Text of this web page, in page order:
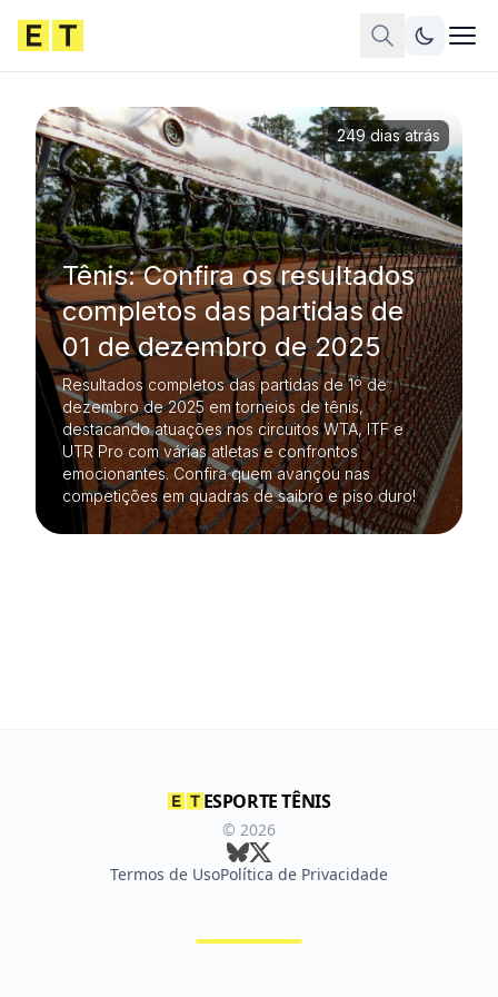
Tênis: Confira os resultados
completos das partidas de
01 de dezembro de 2025
Resultados completos das partidas de 1º de
dezembro de 2025 em torneios de tênis,
destacando atuações nos circuitos WTA, ITF e
UTR Pro com várias atletas e confrontos
emocionantes. Confira quem avançou nas
competições em quadras de saibro e piso duro!
249 dias atrás
ESPORTE TÊNIS
© 2026
Termos de UsoPolítica de Privacidade